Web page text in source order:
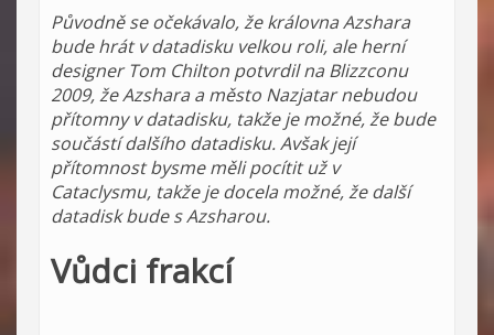
Původně se očekávalo, že královna Azshara
bude hrát v datadisku velkou roli, ale herní
designer Tom Chilton potvrdil na Blizzconu
2009, že Azshara a město Nazjatar nebudou
přítomny v datadisku, takže je možné, že bude
součástí dalšího datadisku. Avšak její
přítomnost bysme měli pocítit už v
Cataclysmu, takže je docela možné, že další
datadisk bude s Azsharou.
Vůdci frakcí